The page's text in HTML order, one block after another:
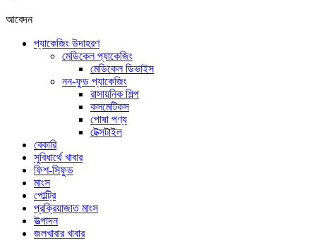
আবেদন
প্যাকেজিং উদাহরণ
মেডিকেল প্যাকেজিং
মেডিকেল ডিভাইস
নন-ফুড প্যাকেজিং
রাসায়নিক শিল্প
কসমেটিকস
পোষা পণ্য
টেক্সটাইল
বেকারি
সুবিধার্থে খাবার
ফিশ-সিফুড
মাংস
পোল্ট্রি
প্রক্রিয়াজাত মাংস
উত্পাদন
জলখাবার খাবার